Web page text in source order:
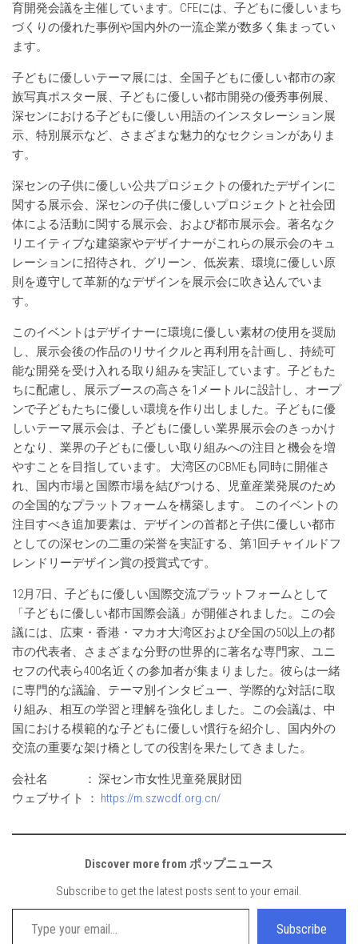
育開発会議を主催しています。CFEには、子どもに優しいまち
づくりの優れた事例や国内外の一流企業が数多く集まってい
ます。
子どもに優しいテーマ展には、全国子どもに優しい都市の家
族写真ポスター展、子どもに優しい都市開発の優秀事例展、
深センにおける子どもに優しい用語のインスタレーション展
示、特別展示など、さまざまな魅力的なセクションがありま
す。
深センの子供に優しい公共プロジェクトの優れたデザインに
関する展示会、深センの子供に優しいプロジェクトと社会団
体による活動に関する展示会、および都市展示会。著名なク
リエイティブな建築家やデザイナーがこれらの展示会のキュ
レーションに招待され、グリーン、低炭素、環境に優しい原
則を遵守して革新的なデザインを展示会に吹き込んでいま
す。
このイベントはデザイナーに環境に優しい素材の使用を奨励
し、展示会後の作品のリサイクルと再利用を計画し、持続可
能な開発を受け入れる取り組みを実証しています。子どもた
ちに配慮し、展示ブースの高さを1メートルに設計し、オープ
ンで子どもたちに優しい環境を作り出しました。子どもに優
しいテーマ展示会は、子どもに優しい業界展示会のきっかけ
となり、業界の子どもに優しい取り組みへの注目と機会を増
やすことを目指しています。 大湾区のCBMEも同時に開催さ
れ、国内市場と国際市場を結びつける、児童産業発展のため
の全国的なプラットフォームを構築します。 このイベントの
注目すべき追加要素は、デザインの首都と子供に優しい都市
としての深センの二重の栄誉を実証する、第1回チャイルドフ
レンドリーデザイン賞の授賞式です。
12月7日、子どもに優しい国際交流プラットフォームとして
「子どもに優しい都市国際会議」が開催されました。この会
議には、広東・香港・マカオ大湾区および全国の50以上の都
市の代表者、さまざまな分野の世界的に著名な専門家、ユニ
セフの代表ら400名近くの参加者が集まりました。彼らは一緒
に専門的な議論、テーマ別インタビュー、学際的な対話に取
り組み、相互の学習と理解を強化しました。この会議は、中
国における模範的な子どもに優しい慣行を紹介し、国内外の
交流の重要な架け橋としての役割を果たしてきました。
会社名 ： 深セン市女性児童発展財団
ウェブサイト ： https://m.szwcdf.org.cn/
Discover more from ポップニュース
Subscribe to get the latest posts sent to your email.
Type your email…
Subscribe